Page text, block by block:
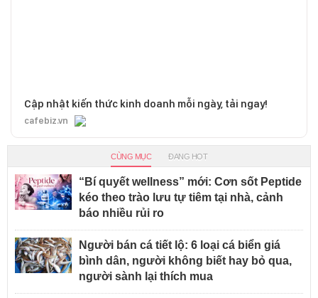
Cập nhật kiến thức kinh doanh mỗi ngày, tải ngay!
cafebiz.vn
CÙNG MỤC ĐANG HOT
“Bí quyết wellness” mới: Cơn sốt Peptide
kéo theo trào lưu tự tiêm tại nhà, cảnh
báo nhiều rủi ro
Người bán cá tiết lộ: 6 loại cá biển giá
bình dân, người không biết hay bỏ qua,
người sành lại thích mua